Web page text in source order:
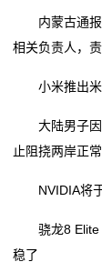
内蒙古通报
相关负责人，
小米推出米
大陆男子因
止阻挠两岸正
NVIDIA将于
骁龙8 Elite
稳了